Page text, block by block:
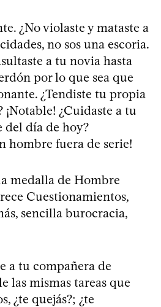
¿No violaste y mataste a
no sos una escoria.
a tu novia hasta
por lo que sea que
¿Tendiste tu propia
¡Notable! ¿Cuidaste a tu
del día de hoy?
hombre fuera de serie!
medalla de Hombre
Cuestionamientos,
sencilla burocracia,
a tu compañera de
las mismas tareas que
¿te quejás?; ¿te